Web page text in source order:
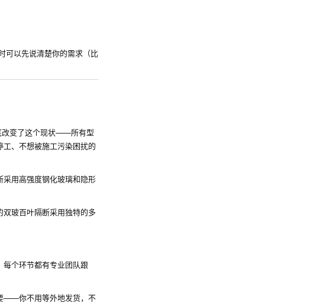
可以先说清楚你的需求（比
改变了这个现状——所有型
、不想被施工污染困扰的
用高强度钢化玻璃和隐形
玻百叶隔断采用独特的多
个环节都有专业团队跟
——你不用等外地发货，不